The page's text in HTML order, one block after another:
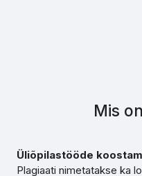
Mis
Üliõpilastööde
Plagiaati nimetatakse ka